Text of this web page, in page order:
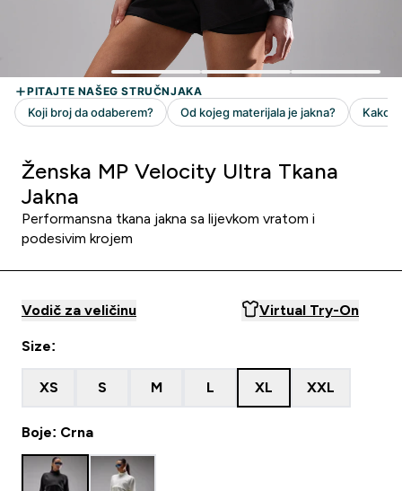
Ženska MP Velocity Ultra Tkana
Jakna
Performansna tkana jakna sa lijevkom vratom i
podesivim krojem
Vodič za veličinu Virtual Try-On
Size:
XS S M L XL XXL
Boje: Crna